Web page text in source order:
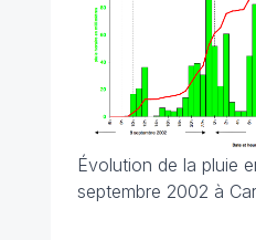
Évolution de la pluie
septembre 2002 à